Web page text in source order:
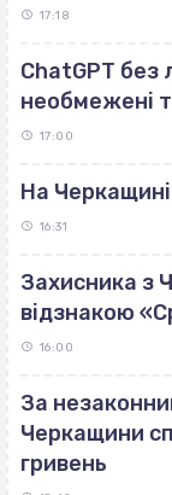
17:18
ChatGPT без
необмежені
17:00
На
16:31
Захисника з
відзнакою
16:00
За
Черкащини
гривень